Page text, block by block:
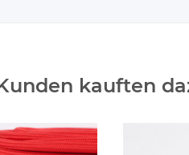
kauften